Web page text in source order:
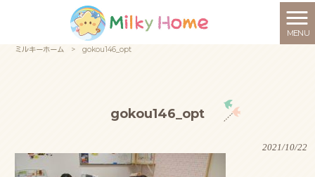
MENU
ミルキーホーム > gokou146_opt
gokou146_opt
2021/10/22